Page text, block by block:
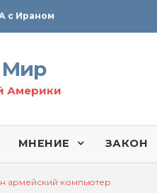
с Ираном
в Иране
и Газы
Мир
Америки
МНЕНИЕ ЗАКОН
армейский компьютер